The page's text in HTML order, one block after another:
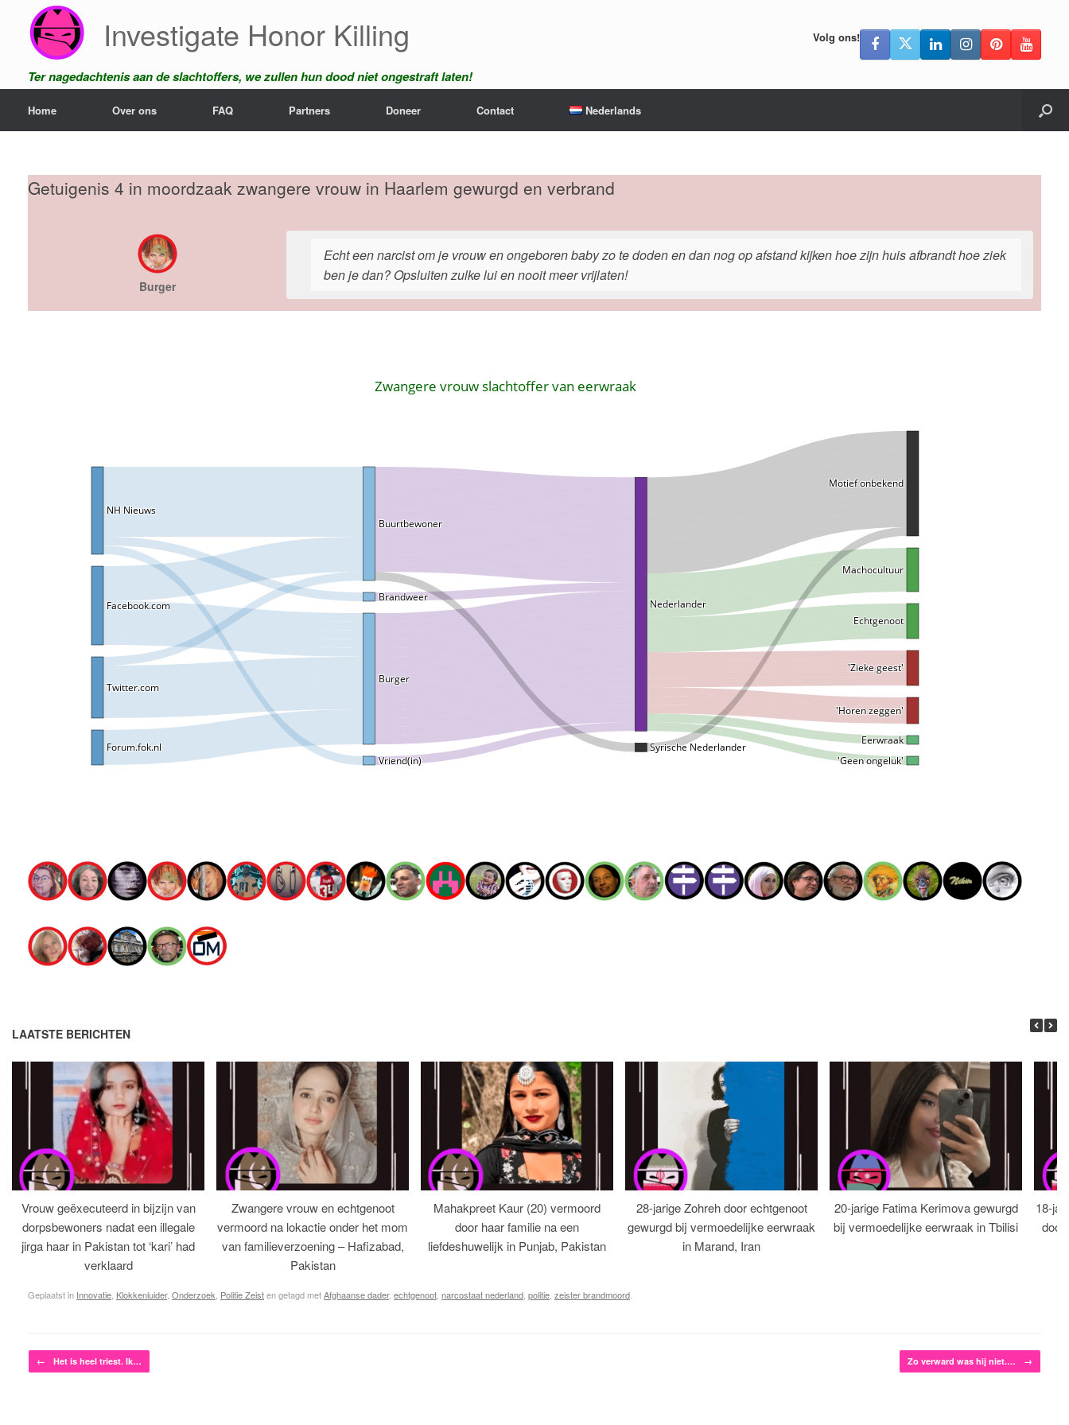
Investigate Honor Killing
Ter nagedachtenis aan de slachtoffers, we zullen hun dood niet ongestraft laten!
Volg ons!
Home Over ons FAQ Partners Doneer Contact Nederlands
Getuigenis 4 in moordzaak zwangere vrouw in Haarlem gewurgd en verbrand
Burger
Echt een narcist om je vrouw en ongeboren baby zo te doden en dan nog op afstand kijken hoe zijn huis afbrandt hoe ziek
ben je dan? Opsluiten zulke lui en nooit meer vrijlaten!
LAATSTE BERICHTEN
Vrouw geëxecuteerd in bijzijn van
dorpsbewoners nadat een illegale
jirga haar in Pakistan tot ‘kari’ had
verklaard
Zwangere vrouw en echtgenoot
vermoord na lokactie onder het mom
van familieverzoening – Hafizabad,
Pakistan
Mahakpreet Kaur (20) vermoord
door haar familie na een
liefdeshuwelijk in Punjab, Pakistan
28-jarige Zohreh door echtgenoot
gewurgd bij vermoedelijke eerwraak
in Marand, Iran
20-jarige Fatima Kerimova gewurgd
bij vermoedelijke eerwraak in Tbilisi
18-
Geplaatst in Innovatie Klokkenluider, Onderzoek Politie Zeisten getagd metAfghaanse dader, echtgenoot narcostaat nederland politie zeister brandmoord
Bericht navigatie
← Het is heel triest. Ik… Zo verward was hij niet.… →